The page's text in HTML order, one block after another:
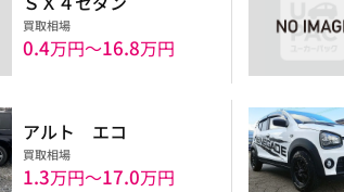
買取相場
0.4万円〜16.8万円
アルト エコ
買取相場
1.3万円〜17.0万円